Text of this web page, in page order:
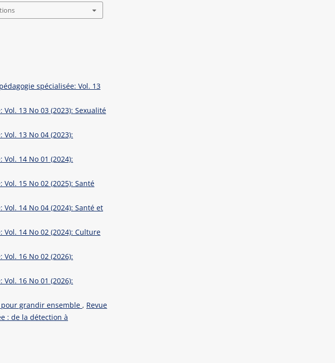
spécialisée: Vol. 13
13 No 03 (2023): Sexualité
13 No 04 (2023):
14 No 01 (2024):
15 No 02 (2025): Santé
14 No 04 (2024): Santé et
14 No 02 (2024): Culture
16 No 02 (2026):
16 No 01 (2026):
grandir ensemble , Revue
: de la détection à